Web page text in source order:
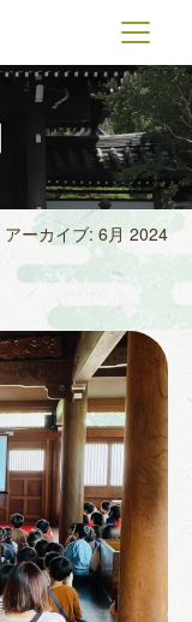
アーカイブ: 6月 2024